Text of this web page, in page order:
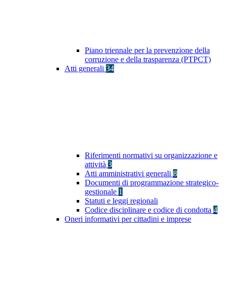
Piano triennale per la prevenzione della
corruzione e della trasparenza (PTPCT)
Atti generali 34
Riferimenti normativi su organizzazione e
attività 3
Atti amministrativi generali 8
Documenti di programmazione strategico-
gestionale 1
Statuti e leggi regionali
Codice disciplinare e codice di condotta 4
Oneri informativi per cittadini e imprese